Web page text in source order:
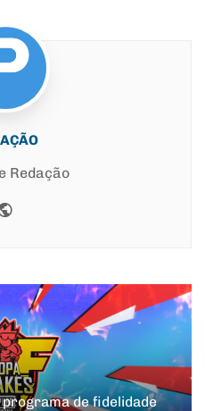
Redação
de fidelidade